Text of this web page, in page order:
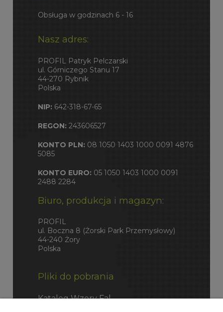
Obsługa w godzinach 6 - 16
Nasz adres:
PROFIL Patryk Pelczarski
ul. Górniczego Stanu 17
44-270 Rybnik
Polska
NIP: 642-318-67-65
REGON: 243606527
KONTO PLN: 08 1050 1403 1000 0091 4876
5085
KONTO EURO: 05 1050 1403 1000 0091
2488 2284
Biuro, produkcja i magazyn:
PROFIL
ul. Boczna 8 (Żorski Park Przemysłowy)
44-240 Żory
Polska
Pliki do pobrania
Katalog Wzory Fal